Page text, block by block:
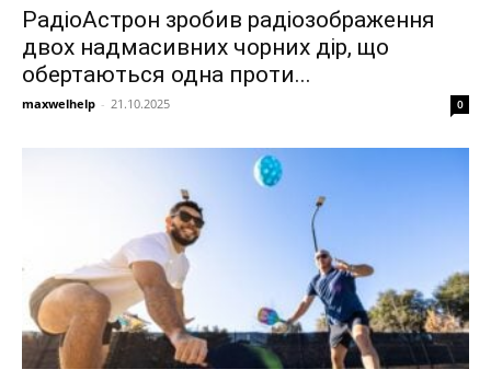
РадіоАстрон зробив радіозображення
двох надмасивних чорних дір, що
обертаються одна проти...
maxwelhelp - 21.10.2025 0